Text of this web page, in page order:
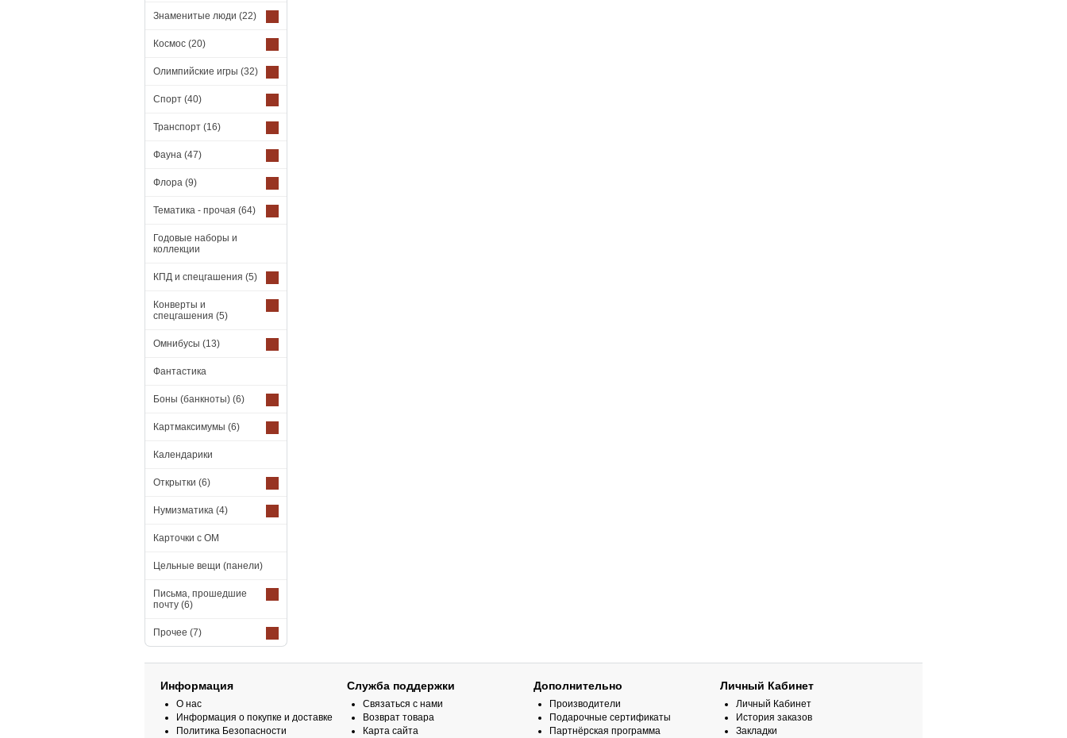
Знаменитые люди (22)
Космос (20)
Олимпийские игры (32)
Спорт (40)
Транспорт (16)
Фауна (47)
Флора (9)
Тематика - прочая (64)
Годовые наборы и
коллекции
КПД и спецгашения (5)
Конверты и
спецгашения (5)
Омнибусы (13)
Фантастика
Боны (банкноты) (6)
Картмаксимумы (6)
Календарики
Открытки (6)
Нумизматика (4)
Карточки с ОМ
Цельные вещи (панели)
Письма, прошедшие
почту (6)
Прочее (7)
Информация
О нас
Информация о покупке и доставке
Политика Безопасности
Служба поддержки
Связаться с нами
Возврат товара
Карта сайта
Дополнительно
Производители
Подарочные сертификаты
Партнёрская программа
Личный Кабинет
Личный Кабинет
История заказов
Закладки